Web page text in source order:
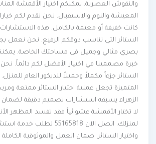
والنقوش العصرية. يمكنكم اختيار الأقمشة
المعيشة والنوم والاستقبال. نحن نقدم لكم خيارات
كانت خفيفة أو معتمة بالكامل. هذه الاستشارات
الستائر التي تناسب ذوقكم الرفيع. نحن نعمل بجد
بصري مثالي وجميل في مساحتك الخاصة. يمكنكم
خبرة مصممينا في اختيار الأفضل لكم دائماً. نحن
الستائر جزءاً مكملاً وجميلاً للديكور العام للمنزل.
المتميزة تجعل عملية اختيار الستائر ممتعة
الزهراء يسبقه استشارات تصميم دقيقة لضمان
لا تختار الأقمشة عشوائياً فقد تفسد المظهر الأنيق
لمنزلك. اتصل الآن 55165818 لطلب
واختيار الستائر. ضمان العمل والموثوقية الكاملة